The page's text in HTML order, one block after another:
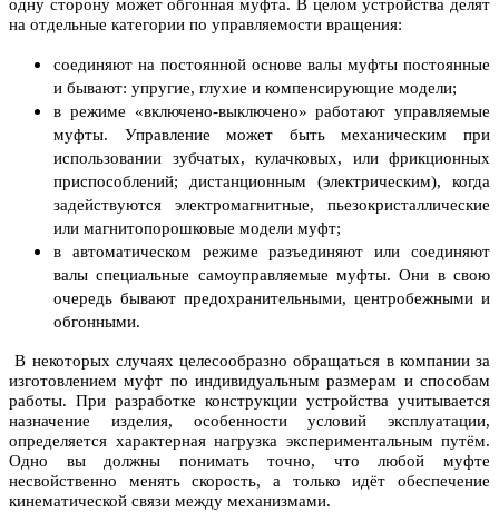
одну сторону может обгонная муфта. В целом устройства делят
на отдельные категории по управляемости вращения:
соединяют на постоянной основе валы муфты постоянные
и бывают: упругие, глухие и компенсирующие модели;
в режиме «включено-выключено» работают управляемые
муфты. Управление может быть механическим при
использовании зубчатых, кулачковых, или фрикционных
приспособлений; дистанционным (электрическим), когда
задействуются электромагнитные, пьезокристаллические
или магнитопорошковые модели муфт;
в автоматическом режиме разъединяют или соединяют
валы специальные самоуправляемые муфты. Они в свою
очередь бывают предохранительными, центробежными и
обгонными.
В некоторых случаях целесообразно обращаться в компании за
изготовлением муфт по индивидуальным размерам и способам
работы. При разработке конструкции устройства учитывается
назначение изделия, особенности условий эксплуатации,
определяется характерная нагрузка экспериментальным путём.
Одно вы должны понимать точно, что любой муфте
несвойственно менять скорость, а только идёт обеспечение
кинематической связи между механизмами.